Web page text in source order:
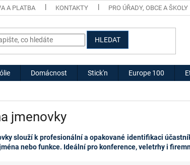
A PLATBA KONTAKTY PRO ÚŘADY, OBCE A ŠKOLY
HLEDAT
Domácnost Stick'n Europe 100
jmenovky
slouží k profesionální a opakované identifikaci
nebo funkce. Ideální pro konference, veletrhy i